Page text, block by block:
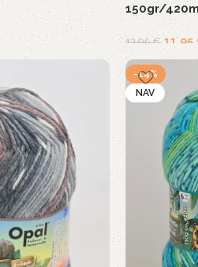
150gr/
13,95€ 11,95
-14%
NAV